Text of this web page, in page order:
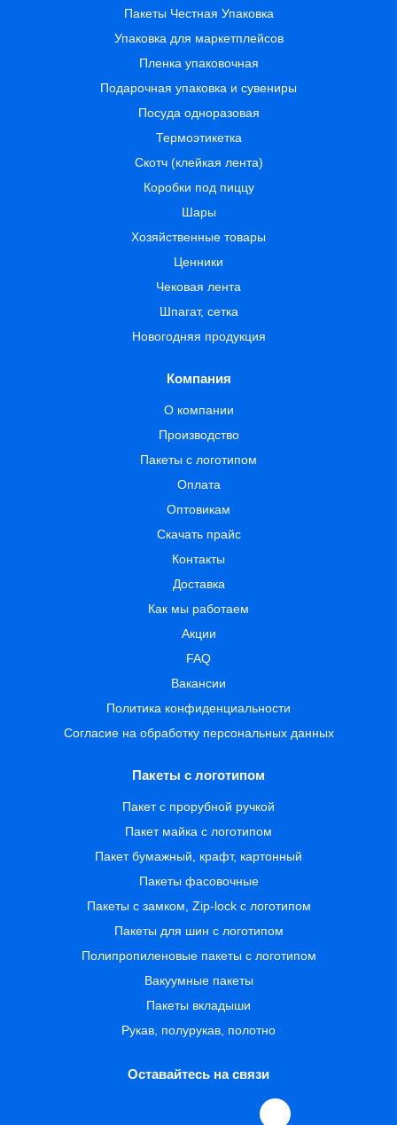
Пакеты Честная Упаковка
Упаковка для маркетплейсов
Пленка упаковочная
Подарочная упаковка и сувениры
Посуда одноразовая
Термоэтикетка
Скотч (клейкая лента)
Коробки под пиццу
Шары
Хозяйственные товары
Ценники
Чековая лента
Шпагат, сетка
Новогодняя продукция
Компания
О компании
Производство
Пакеты с логотипом
Оплата
Оптовикам
Скачать прайс
Контакты
Доставка
Как мы работаем
Акции
FAQ
Вакансии
Политика конфиденциальности
Согласие на обработку персональных данных
Пакеты с логотипом
Пакет с прорубной ручкой
Пакет майка с логотипом
Пакет бумажный, крафт, картонный
Пакеты фасовочные
Пакеты с замком, Zip-lock с логотипом
Пакеты для шин с логотипом
Полипропиленовые пакеты с логотипом
Вакуумные пакеты
Пакеты вкладыши
Рукав, полурукав, полотно
Оставайтесь на связи